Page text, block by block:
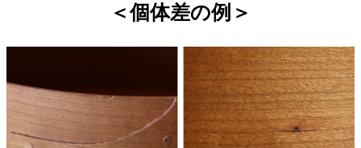
＜個体差の例＞